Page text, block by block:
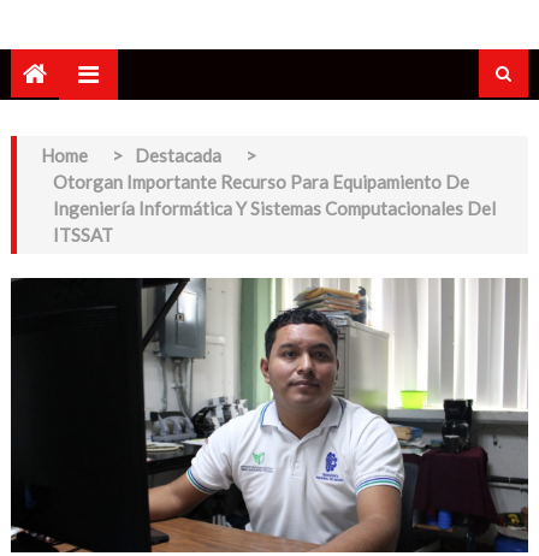
Home > Destacada
>
Otorgan Importante Recurso Para Equipamiento De
Ingeniería Informática Y Sistemas Computacionales Del
ITSSAT